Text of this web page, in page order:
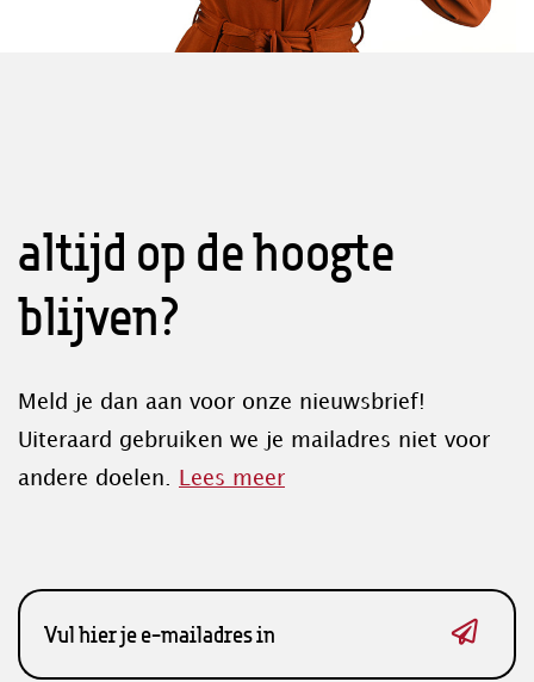
altijd op de hoogte
blijven?
Meld je dan aan voor onze nieuwsbrief!
Uiteraard gebruiken we je mailadres niet voor
andere doelen.
Lees meer